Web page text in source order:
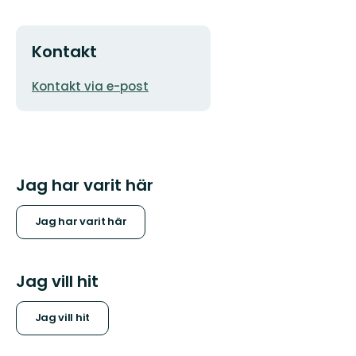
Kontakt
E-
Kontakt via e-post
Jag har varit här
Jag har varit här
Jag vill hit
Jag vill hit